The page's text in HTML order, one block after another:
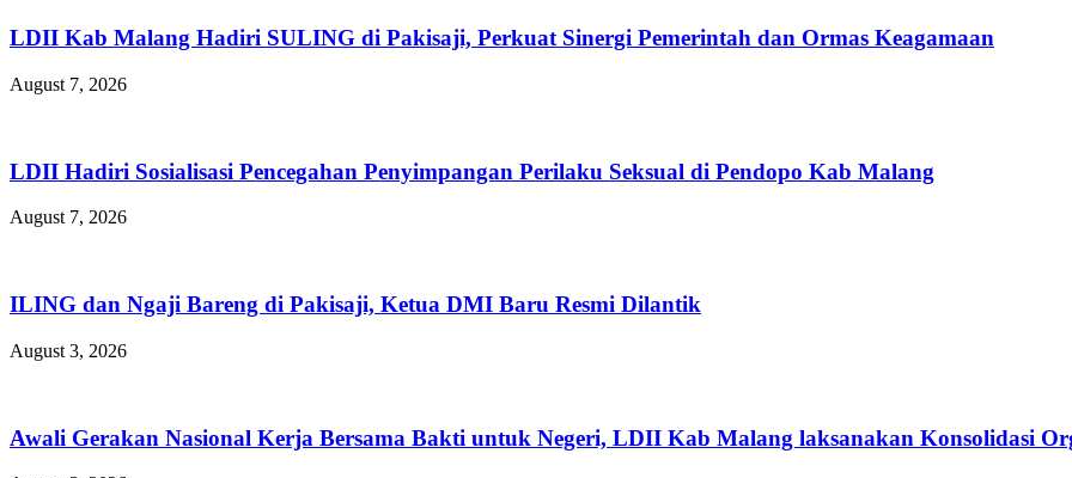
LDII Kab Malang Hadiri SULING di Pakisaji, Perkuat Sinergi Pemerintah dan Ormas Keagamaan
August 7, 2026
LDII Hadiri Sosialisasi Pencegahan Penyimpangan Perilaku Seksual di Pendopo Kab Malang
August 7, 2026
ILING dan Ngaji Bareng di Pakisaji, Ketua DMI Baru Resmi Dilantik
August 3, 2026
Awali Gerakan Nasional Kerja Bersama Bakti untuk Negeri, LDII Kab Malang laksanakan Konsolidasi